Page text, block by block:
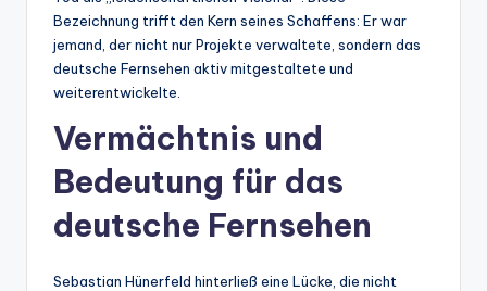
Bezeichnung trifft den Kern seines Schaffens: Er war
jemand, der nicht nur Projekte verwaltete, sondern das
deutsche Fernsehen aktiv mitgestaltete und
weiterentwickelte.
Vermächtnis und
Bedeutung für das
deutsche Fernsehen
Sebastian Hünerfeld hinterließ eine Lücke, die nicht